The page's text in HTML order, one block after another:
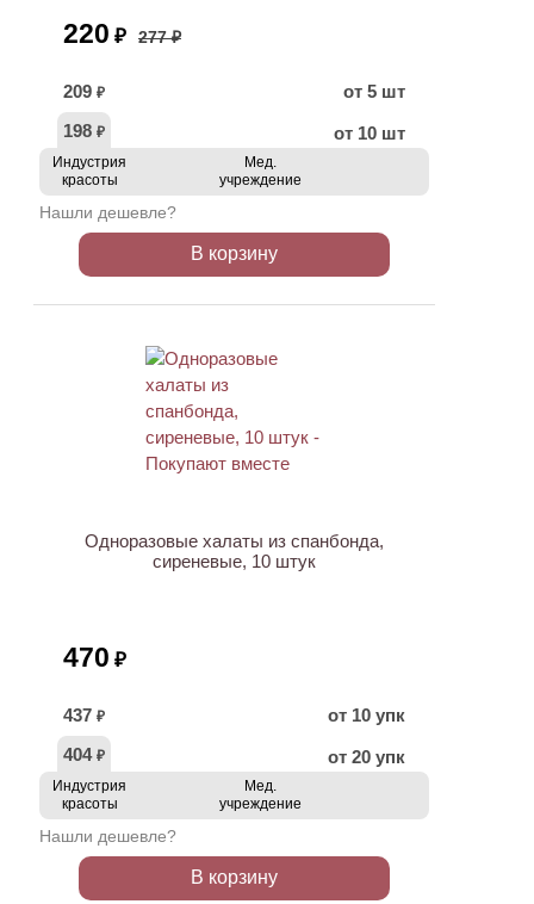
220 ₽ 277 ₽
209 ₽
от 5 шт
198 ₽ от 10 шт
Индустрия
красоты
Мед.
учреждение
Нашли дешевле?
В корзину
Одноразовые халаты из спанбонда,
сиреневые, 10 штук
470 ₽
437 ₽
от 10 упк
404 ₽ от 20 упк
Индустрия
красоты
Мед.
учреждение
Нашли дешевле?
В корзину